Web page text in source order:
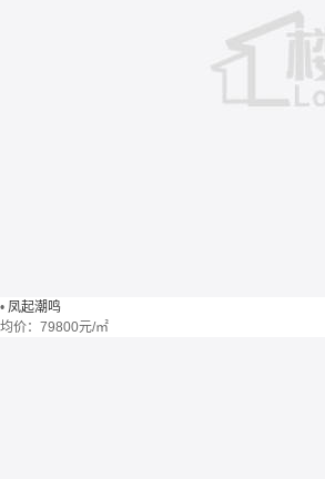
• 凤起潮鸣
均价： 79800元/㎡